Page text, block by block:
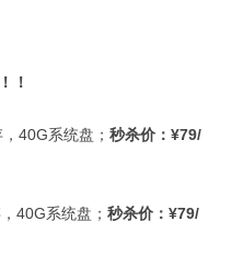
！
40G系统盘； 秒杀价： ¥79/
40G系统盘； 秒杀价： ¥79/